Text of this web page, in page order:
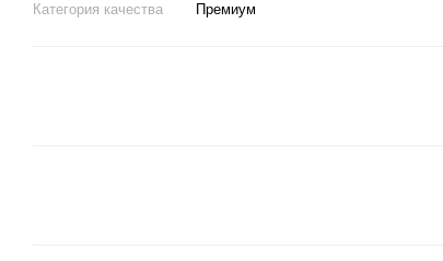
Категория качества
Премиум